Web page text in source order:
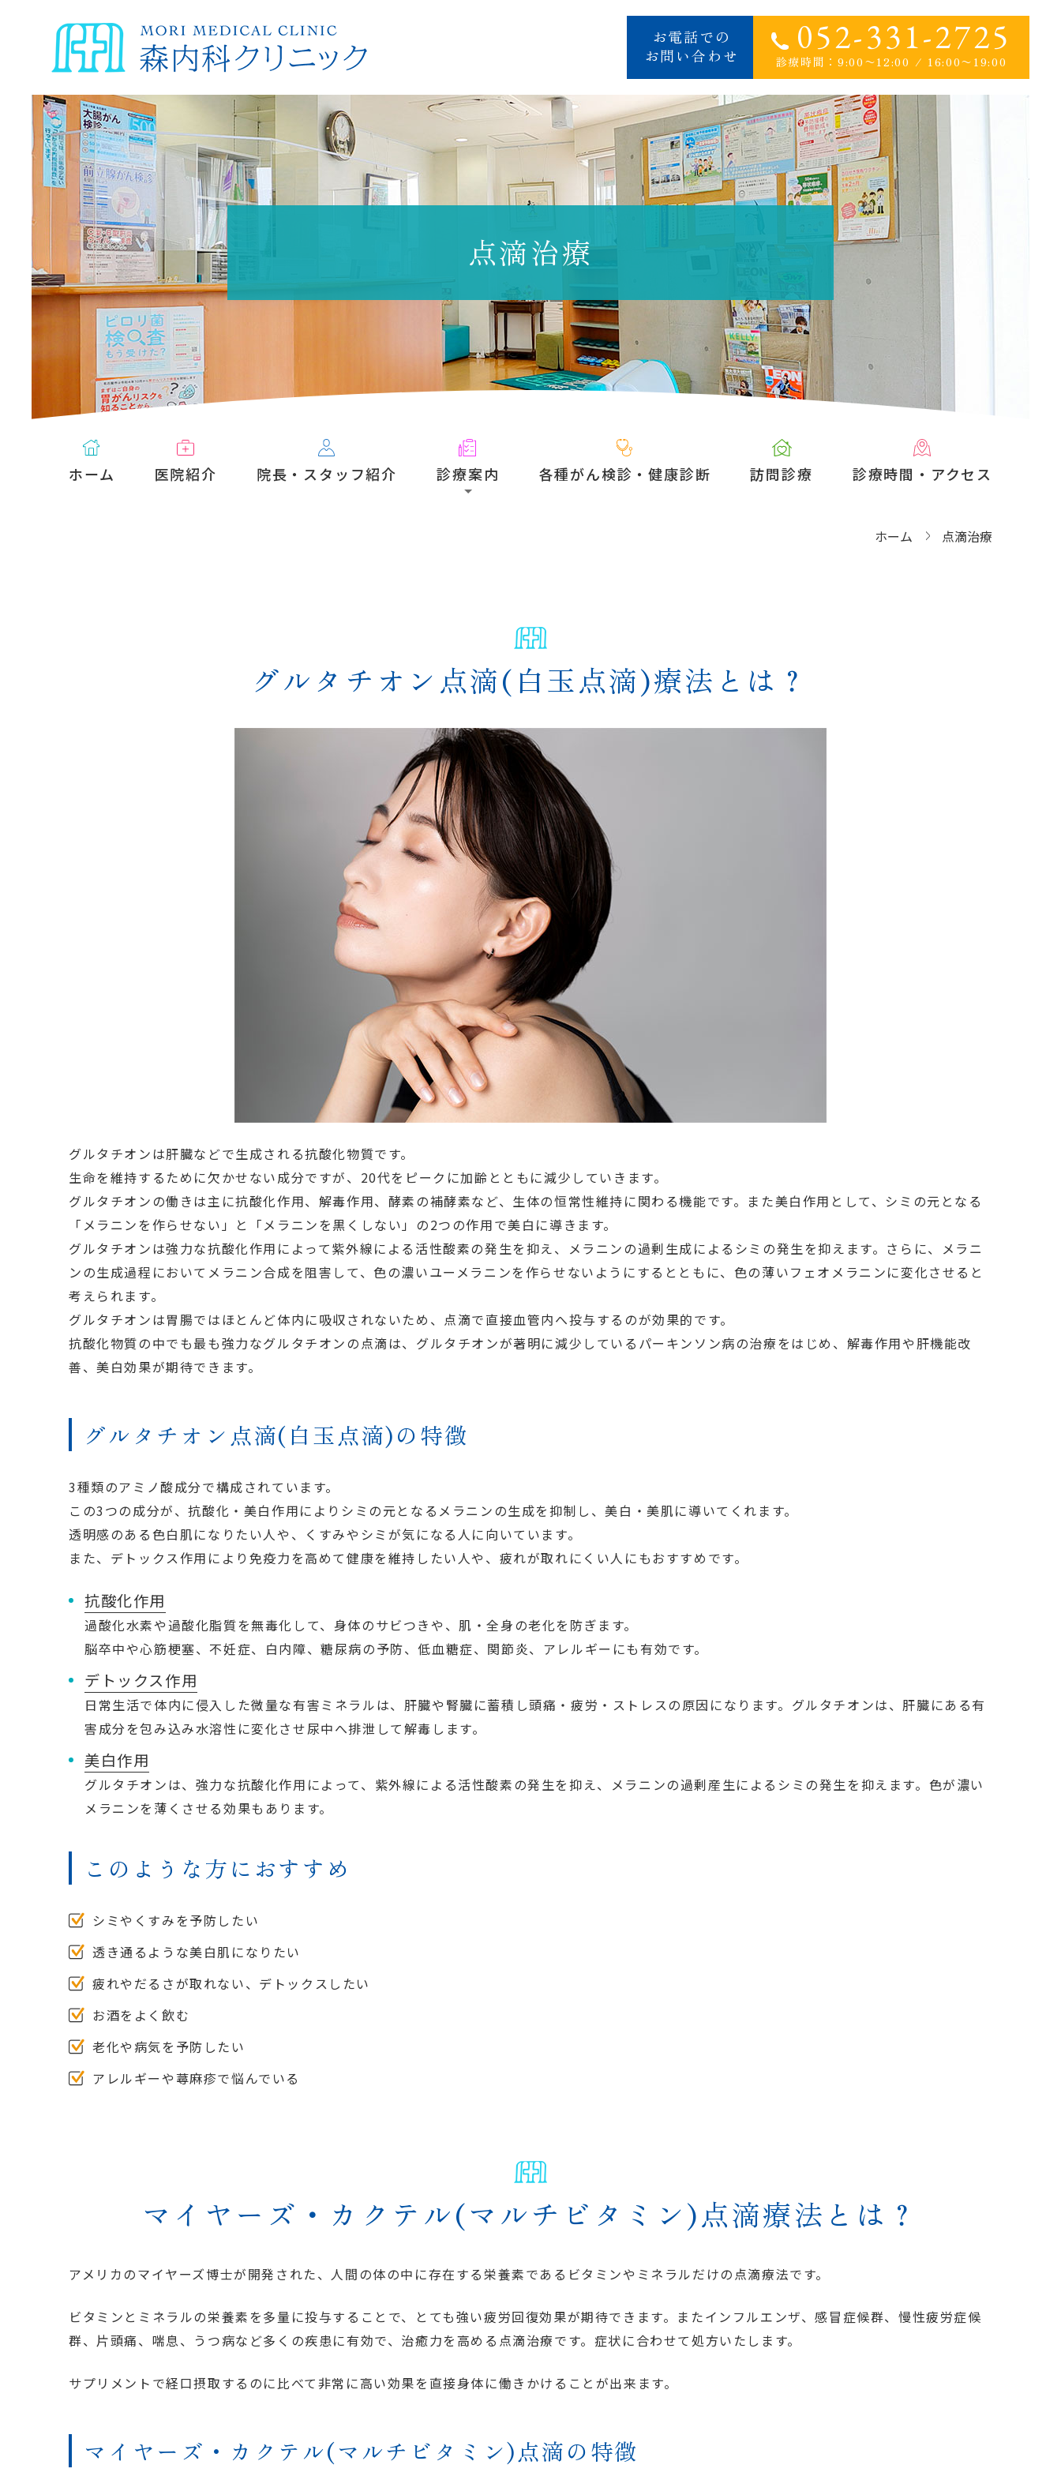
お電話での
お問い合わせ
052-331-2725
診療時間：9:00〜12:00 / 16:00〜19:00
点滴治療
ホーム 医院紹介 院長・スタッフ紹介 診療案内 各種がん検診・健康診断 訪問診療 診療時間・アクセス
ホーム 点滴治療
グルタチオン点滴(白玉点滴)療法とは？
グルタチオンは肝臓などで生成される抗酸化物質です。
生命を維持するために欠かせない成分ですが、20代をピークに加齢とともに減少していきます。
グルタチオンの働きは主に抗酸化作用、解毒作用、酵素の補酵素など、生体の恒常性維持に関わる機能です。また美白作用として、シミの元となる
「メラニンを作らせない」と「メラニンを黒くしない」の2つの作用で美白に導きます。
グルタチオンは強力な抗酸化作用によって紫外線による活性酸素の発生を抑え、メラニンの過剰生成によるシミの発生を抑えます。さらに、メラニ
ンの生成過程においてメラニン合成を阻害して、色の濃いユーメラニンを作らせないようにするとともに、色の薄いフェオメラニンに変化させると
考えられます。
グルタチオンは胃腸ではほとんど体内に吸収されないため、点滴で直接血管内へ投与するのが効果的です。
抗酸化物質の中でも最も強力なグルタチオンの点滴は、グルタチオンが著明に減少しているパーキンソン病の治療をはじめ、解毒作用や肝機能改
善、美白効果が期待できます。
グルタチオン点滴(白玉点滴)の特徴
3種類のアミノ酸成分で構成されています。
この3つの成分が、抗酸化・美白作用によりシミの元となるメラニンの生成を抑制し、美白・美肌に導いてくれます。
透明感のある色白肌になりたい人や、くすみやシミが気になる人に向いています。
また、デトックス作用により免疫力を高めて健康を維持したい人や、疲れが取れにくい人にもおすすめです。
抗酸化作用
過酸化水素や過酸化脂質を無毒化して、身体のサビつきや、肌・全身の老化を防ぎます。
脳卒中や心筋梗塞、不妊症、白内障、糖尿病の予防、低血糖症、関節炎、アレルギーにも有効です。
デトックス作用
日常生活で体内に侵入した微量な有害ミネラルは、肝臓や腎臓に蓄積し頭痛・疲労・ストレスの原因になります。グルタチオンは、肝臓にある有
害成分を包み込み水溶性に変化させ尿中へ排泄して解毒します。
美白作用
グルタチオンは、強力な抗酸化作用によって、紫外線による活性酸素の発生を抑え、メラニンの過剰産生によるシミの発生を抑えます。色が濃い
メラニンを薄くさせる効果もあります。
このような方におすすめ
シミやくすみを予防したい
透き通るような美白肌になりたい
疲れやだるさが取れない、デトックスしたい
お酒をよく飲む
老化や病気を予防したい
アレルギーや蕁麻疹で悩んでいる
マイヤーズ・カクテル(マルチビタミン)点滴療法とは？
アメリカのマイヤーズ博士が開発された、人間の体の中に存在する栄養素であるビタミンやミネラルだけの点滴療法です。
ビタミンとミネラルの栄養素を多量に投与することで、とても強い疲労回復効果が期待できます。またインフルエンザ、感冒症候群、慢性疲労症候
群、片頭痛、喘息、うつ病など多くの疾患に有効で、治癒力を高める点滴治療です。症状に合わせて処方いたします。
サプリメントで経口摂取するのに比べて非常に高い効果を直接身体に働きかけることが出来ます。
マイヤーズ・カクテル(マルチビタミン)点滴の特徴